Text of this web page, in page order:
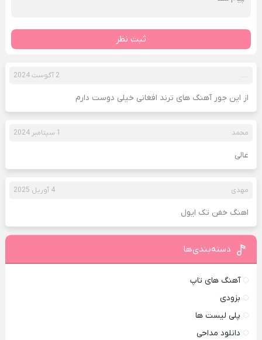
ثبت نظر
….. 2 آگوست 2024
از این جور آهنگ های ترند افغانی خیلی دوست دارم
محمد 1 سپتامبر 2024
عالی
مهدی 4 آوریل 2025
اهنگ خفن تک ایول
دسته‌بندی‌ها
آهنگ های تاپ
بزودی
پلی لیست ها
دانلود مداحی